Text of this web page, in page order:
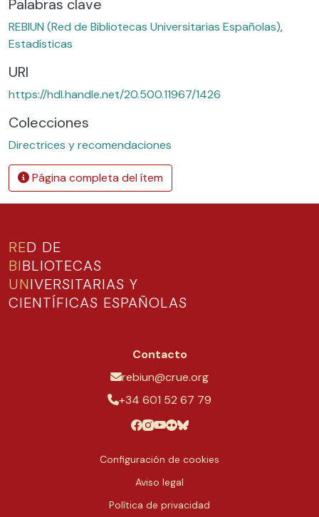
Palabras clave
REBIUN (Red de Bibliotecas Universitarias Españolas),
Estadísticas
URI
https://hdl.handle.net/20.500.11967/1426
Colecciones
Directrices y recomendaciones
Página completa del ítem
RED DE
BIBLIOTECAS
UNIVERSITARIAS Y
CIENTÍFICAS ESPAÑOLAS
Contacto
rebiun@crue.org
+34 601 52 67 79
Configuración de cookies
Aviso legal
Política de privacidad